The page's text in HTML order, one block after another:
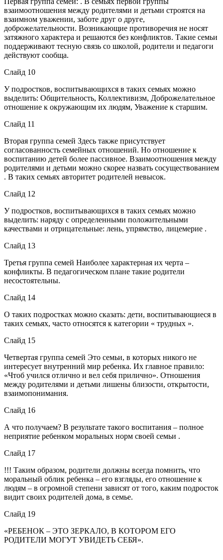
взаимоотношения между родителями и детьми строятся на
взаимном уважении, заботе друг о друге,
доброжелательности. Возникающие противоречия не носят
затяжного характера и решаются без конфликтов. Такие семьи
поддерживают тесную связь со школой, родители и педагоги
действуют сообща.
Слайд 10
У подростков, воспитывающихся в таких семьях можно
выделить: Общительность, Коллективизм, Доброжелательное
отношение к окружающим их людям, Уважение к старшим.
Слайд 11
Вторая группа семей Здесь также присутствует
согласованность семейных отношений. Но отношение к
воспитанию детей более пассивное. Взаимоотношения между
родителями и детьми можно скорее назвать сосуществованием
. В таких семьях авторитет родителей невысок.
Слайд 12
У подростков, воспитывающихся в таких семьях можно
выделить: наряду с определенными положительными
качествами и отрицательные: лень, упрямство, лицемерие .
Слайд 13
Третья группа семей Наиболее характерная их черта –
конфликты. В педагогическом плане такие родители
несостоятельны.
Слайд 14
О таких подростках можно сказать: дети, воспитывающиеся в
таких семьях, часто относятся к категории « трудных ».
Слайд 15
Четвертая группа семей Это семьи, в которых никого не
интересует внутренний мир ребенка. Их главное правило:
«Чтоб учился отлично и вел себя прилично». Отношения
между родителями и детьми лишены близости, открытости,
взаимопонимания.
Слайд 16
А что получаем? В результате такого воспитания – полное
неприятие ребенком моральных норм своей семьи .
Слайд 17
!!! Таким образом, родители должны всегда помнить, что
моральный облик ребенка – его взгляды, его отношение к
людям – в огромной степени зависят от того, каким подросток
видит своих родителей дома, в семье.
Слайд 19
«РЕБЕНОК – ЭТО ЗЕРКАЛО, В КОТОРОМ ЕГО
РОДИТЕЛИ МОГУТ УВИДЕТЬ СЕБЯ».